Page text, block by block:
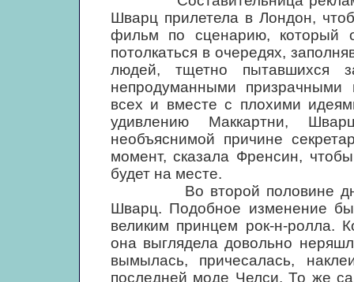
Шварц прилетела в Лондон,
фильм по сценарию, который
потолкаться в очередях,
людей, тщетно пытавшихся
непродуманными призрачными
всех и вместе с плохими
удивлению Маккартни,
необъяснимой причине
момент, сказала Френсин,
будет на месте.
Во второй половине дня в
Шварц. Подобное изменение
великим принцем рок-н-ролла.
она выглядела довольно
вымылась, причесалась,
последней моде Челси. То же